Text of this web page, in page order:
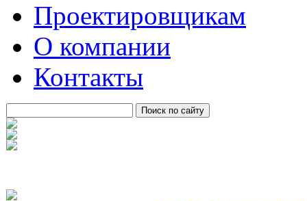
Проектировщикам
О компании
Контакты